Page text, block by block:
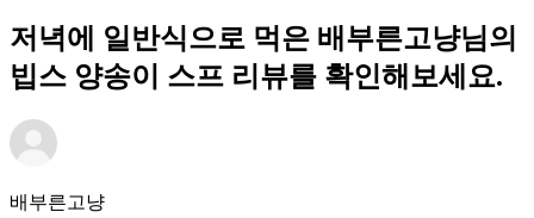
저녁에 일반식으로 먹은 배부른고냥님의
빕스 양송이 스프 리뷰를 확인해보세요.
배부른고냥